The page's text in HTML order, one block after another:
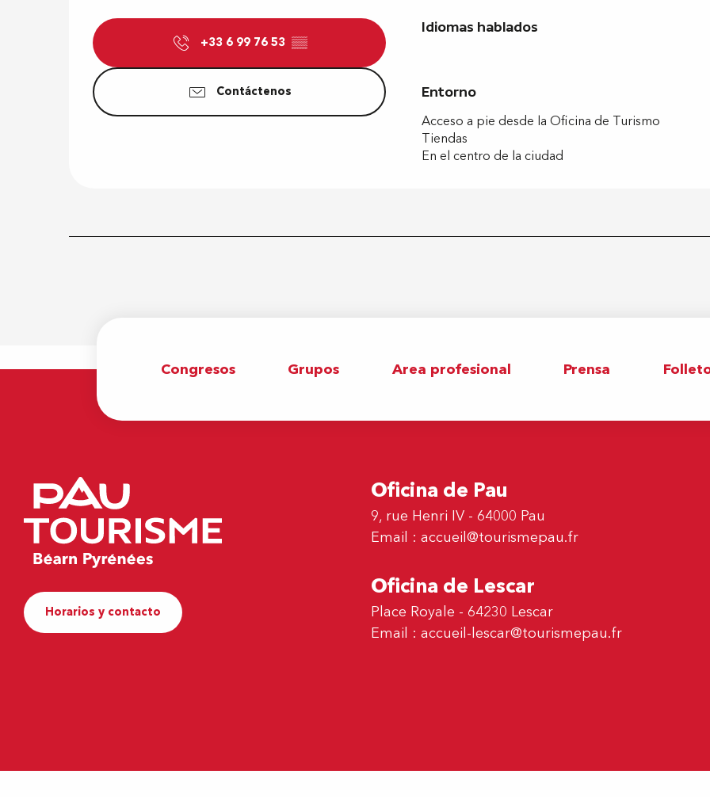
+33 6 99 76 53 ▒▒
Contáctenos
Idiomas hablados
Idiomas hablados
Entorno
Entorno
Acceso a pie desde la Oficina de Turismo
Tiendas
En el centro de la ciudad
Congresos Grupos Area profesional Prensa
Horarios y contacto
Oficina de Pau
9, rue Henri IV - 64000 Pau
Email : accueil@tourismepau.fr
Oficina de Lescar
Place Royale - 64230 Lescar
Email : accueil-lescar@tourismepau.fr